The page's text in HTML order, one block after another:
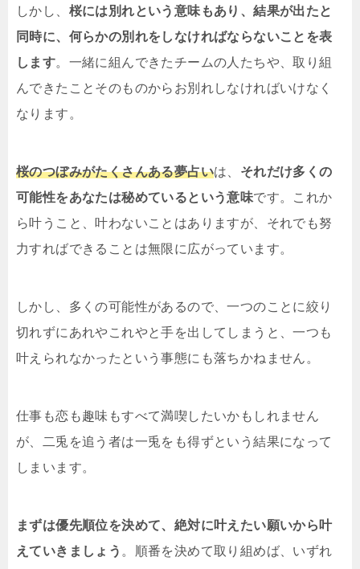
しかし、 桜には別れという意味もあり、結果が出たと
同時に、何らかの別れをしなければならないことを表
します。一緒に組んできたチームの人たちや、取り組
んできたことそのものからお別れしなければいけなく
なります。
桜のつぼみがたくさんある夢占いは、 それだけ多くの
可能性をあなたは秘めているという意味です。これか
ら叶うこと、叶わないことはありますが、それでも努
力すればできることは無限に広がっています。
しかし、多くの可能性があるので、一つのことに絞り
切れずにあれやこれやと手を出してしまうと、一つも
叶えられなかったという事態にも落ちかねません。
仕事も恋も趣味もすべて満喫したいかもしれません
が、二兎を追う者は一兎をも得ずという結果になって
しまいます。
まずは優先順位を決めて、絶対に叶えたい願いから叶
えていきましょう 。順番を決めて取り組めば、いずれ